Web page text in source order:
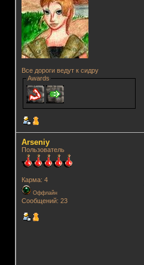
Все дороги ведут к сидру
Awards
Arseniy
Пользователь
Карма: 4
Оффлайн
Сообщений: 23